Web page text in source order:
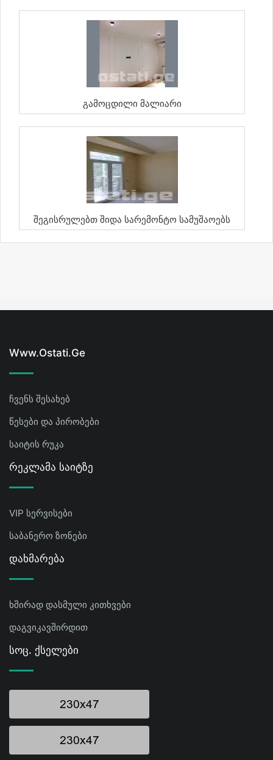
Გამოცდილი Მალიარი
Შეგისრულებთ Შიდა Სარემონტო Სამუშაოებს
Www.ostati.ge
ჩვენს შესახებ
წესები და პირობები
საიტის რუკა
Რეკლამა Საიტზე
VIP სერვისები
საბანერო ზონები
Დახმარება
ხშირად დასმული კითხვები
დაგვიკავშირდით
Სოც. Ქსელები